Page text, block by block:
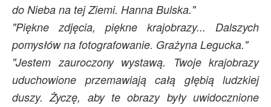
do Nieba na tej Ziemi. Hanna Bulska."
"Piękne zdjęcia, piękne krajobrazy... Dalszych
pomysłów na fotografowanie. Grażyna Legucka."
"Jestem zauroczony wystawą. Twoje krajobrazy
uduchowione przemawiają całą głębią ludzkiej
duszy. Życzę, aby te obrazy były uwidocznione